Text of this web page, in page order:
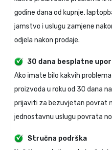
godine dana od kupnje,
jamstvo i uslugu zamjene
odjela nakon prodaje.
30 dana besplatne
Ako imate bilo kakvih
proizvoda u roku od 30 dana
prijaviti za bezuvjetan povrat
jednostavnu uslugu povrata
Stručna podrška